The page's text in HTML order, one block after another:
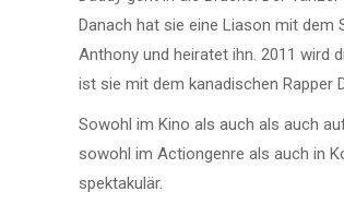
Danach hat sie eine Liason mit dem
Anthony und heiratet ihn. 2011 wird
ist sie mit dem kanadischen Rapper
Sowohl im Kino als auch als auch
sowohl im Actiongenre als auch in
spektakulär.